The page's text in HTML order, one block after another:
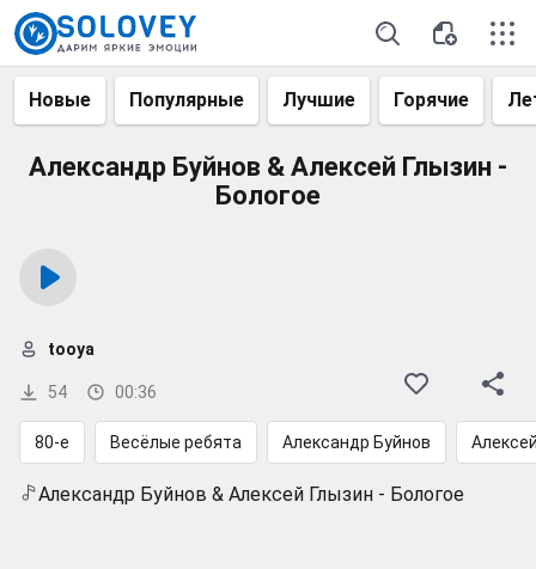
Новые Популярные Лучшие Горячие
Александр Буйнов & Алексей Глызин -
Бологое
54 00:36
tooya
80-е Весёлые ребята Александр Буйнов
Александр Буйнов & Алексей Глызин - Бологое